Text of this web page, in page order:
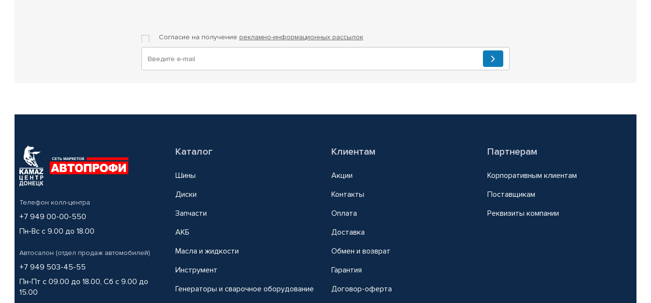
Согласие на получение рекламно-информационных рассылок
Телефон колл-центра
+7 949 00-00-550
Пн-Вс с 9.00 до 18.00
Автосалон (отдел продаж автомобилей)
+7 949 503-45-55
Пн-Пт с 09.00 до 18.00, Сб с 9.00 до
15.00
Каталог
Шины
Диски
Запчасти
АКБ
Масла и жидкости
Инструмент
Генераторы и сварочное оборудование
Клиентам
Акции
Контакты
Оплата
Доставка
Обмен и возврат
Гарантия
Договор-оферта
Партнерам
Корпоративным клиентам
Поставщикам
Реквизиты компании